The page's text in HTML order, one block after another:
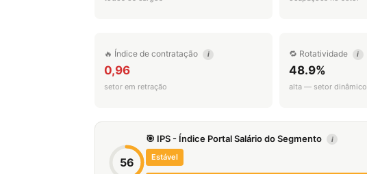
🔥 Índice de contratação i
0,96
setor em retração
🔁 Rotatividade i
48.9%
alta — setor dinâmico
56
🎯 IPS - Índice Portal Salário do Segmento i
Estável